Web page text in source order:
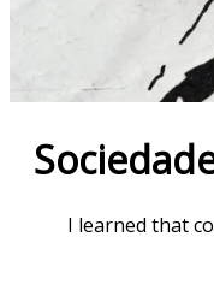
I learned that